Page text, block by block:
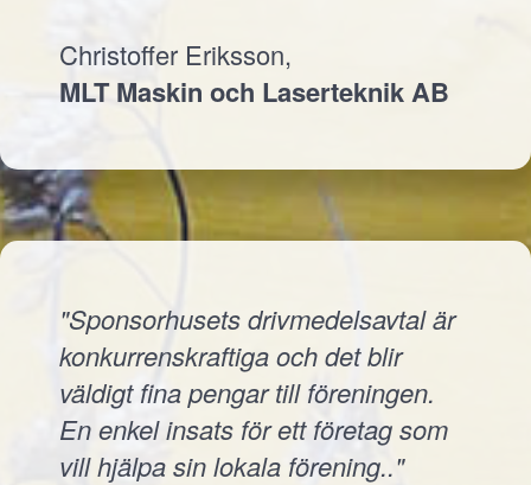
Christoffer Eriksson,
MLT Maskin och Laserteknik AB
"Sponsorhusets drivmedelsavtal är
konkurrenskraftiga och det blir
väldigt fina pengar till föreningen.
En enkel insats för ett företag som
vill hjälpa sin lokala förening.."